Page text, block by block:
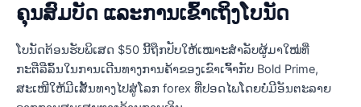
ຄຸນສົມບັດ ແລະການເຂົ້າເຖິງໂບນັດ
ໂບນັດຕ້ອນຮັບພິເສດ $50 ນີ້ຖືກປັບໃຫ້ເໝາະສຳລັບຜູ້ມາໃໝ່ທີ່
ກະຕືລືລົ້ນໃນການເດີນທາງການຄ້າຂອງເຂົາເຈົ້າກັບ Bold Prime,
ສະເໜີໃຫ້ມີເສັ້ນທາງໄປສູ່ໂລກ forex ທີ່ປອດໄພໂດຍບໍ່ມີອັນຕະລາຍ